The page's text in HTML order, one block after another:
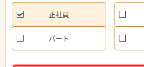
正社員
パート